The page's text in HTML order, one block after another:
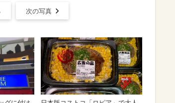
次の写真